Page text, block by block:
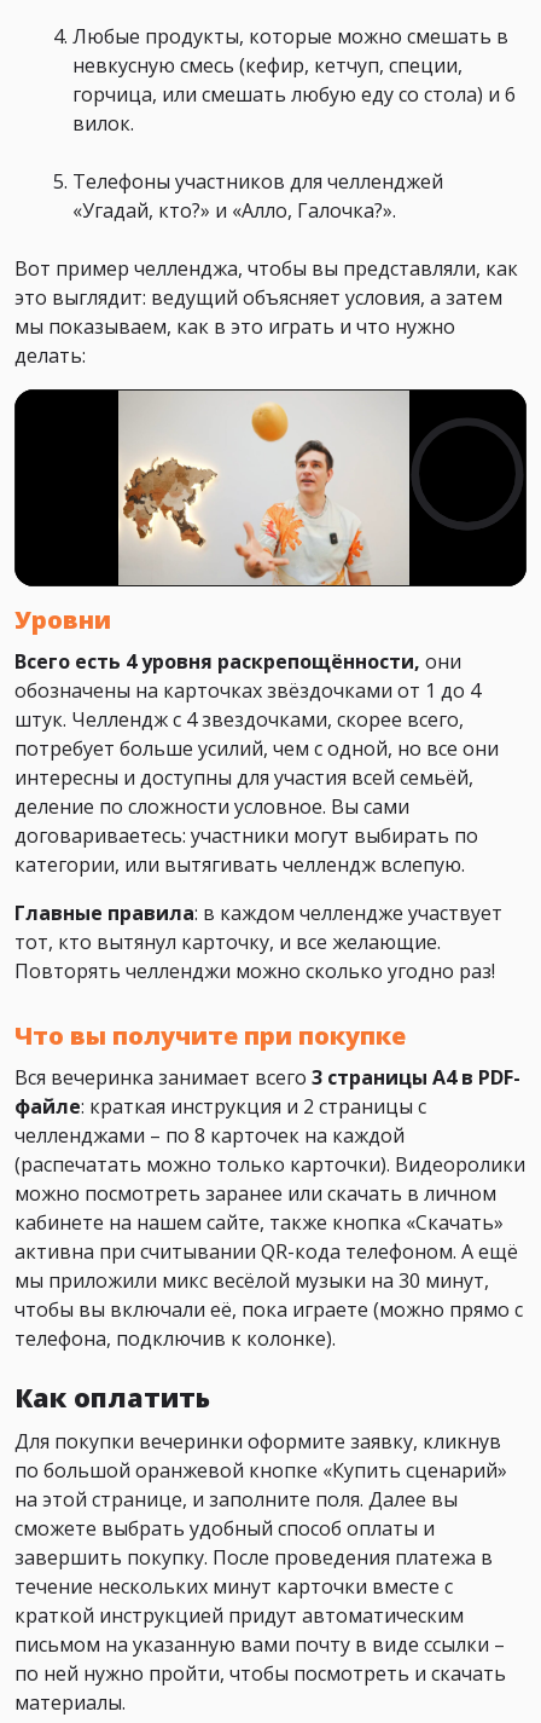
Любые продукты, которые можно смешать в
невкусную смесь (кефир, кетчуп, специи,
горчица, или смешать любую еду со стола) и 6
вилок.
Телефоны участников для челленджей
«Угадай, кто?» и «Алло, Галочка?».
Вот пример челленджа, чтобы вы представляли, как
это выглядит: ведущий объясняет условия, а затем
мы показываем, как в это играть и что нужно
делать:
Уровни
Всего есть 4 уровня раскрепощённости, они
обозначены на карточках звёздочками от 1 до 4
штук. Челлендж с 4 звездочками, скорее всего,
потребует больше усилий, чем с одной, но все они
интересны и доступны для участия всей семьёй,
деление по сложности условное. Вы сами
договариваетесь: участники могут выбирать по
категории, или вытягивать челлендж вслепую.
Главные правила: в каждом челлендже участвует
тот, кто вытянул карточку, и все желающие.
Повторять челленджи можно сколько угодно раз!
Что вы получите при покупке
Вся вечеринка занимает всего 3 страницы А4 в PDF-
файле: краткая инструкция и 2 страницы с
челленджами – по 8 карточек на каждой
(распечатать можно только карточки). Видеоролики
можно посмотреть заранее или скачать в личном
кабинете на нашем сайте, также кнопка «Скачать»
активна при считывании QR-кода телефоном. А ещё
мы приложили микс весёлой музыки на 30 минут,
чтобы вы включали её, пока играете (можно прямо с
телефона, подключив к колонке).
Как оплатить
Для покупки вечеринки оформите заявку, кликнув
по большой оранжевой кнопке «Купить сценарий»
на этой странице, и заполните поля. Далее вы
сможете выбрать удобный способ оплаты и
завершить покупку. После проведения платежа в
течение нескольких минут карточки вместе с
краткой инструкцией придут автоматическим
письмом на указанную вами почту в виде ссылки –
по ней нужно пройти, чтобы посмотреть и скачать
материалы.